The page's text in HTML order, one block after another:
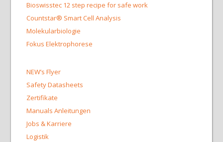
Bioswisstec 12 step recipe for safe work
Countstar® Smart Cell Analysis
Molekularbiologie
Fokus Elektrophorese
NEW’s Flyer
Safety Datasheets
Zertifikate
Manuals Anleitungen
Jobs & Karriere
Logistik